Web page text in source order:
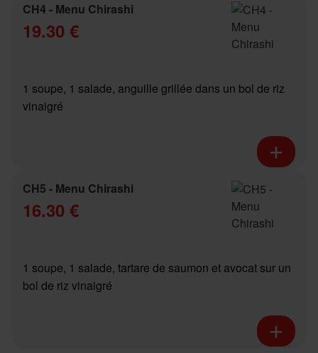
CH4 - Menu Chirashi
19.30 €
1 soupe, 1 salade, anguille grillée dans un bol de riz
vinaigré
CH5 - Menu Chirashi
16.30 €
1 soupe, 1 salade, tartare de saumon et avocat sur un
bol de riz vinaigré